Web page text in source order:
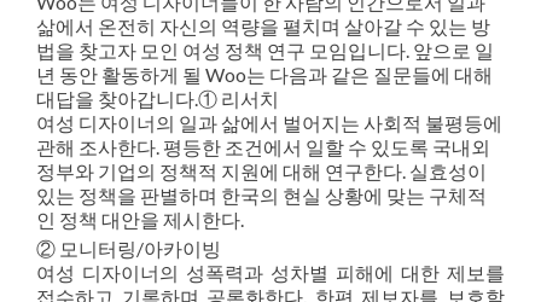
삶에서 온전히 자신의 역량을 펼치며 살아갈 수 있는 방
법을 찾고자 모인 여성 정책 연구 모임입니다. 앞으로 일
년 동안 활동하게 될 Woo는 다음과 같은 질문들에 대해
대답을 찾아갑니다.① 리서치
여성 디자이너의 일과 삶에서 벌어지는 사회적 불평등에
관해 조사한다. 평등한 조건에서 일할 수 있도록 국내외
정부와 기업의 정책적 지원에 대해 연구한다. 실효성이
있는 정책을 판별하며 한국의 현실 상황에 맞는 구체적
인 정책 대안을 제시한다.
② 모니터링/아카이빙
여성 디자이너의 성폭력과 성차별 피해에 대한 제보를
접수하고 기록하며 공론화한다. 한편 제보자를 보호할